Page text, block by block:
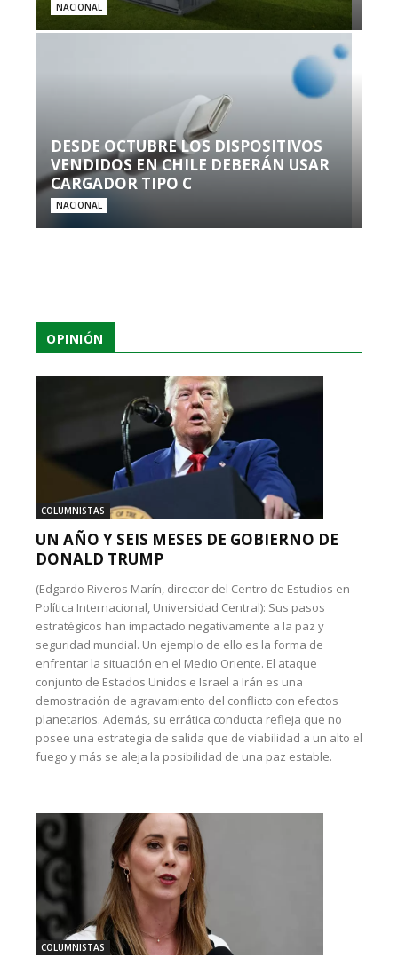
NACIONAL
DESDE OCTUBRE LOS DISPOSITIVOS
VENDIDOS EN CHILE DEBERÁN USAR
CARGADOR TIPO C
NACIONAL
OPINIÓN
COLUMNISTAS
UN AÑO Y SEIS MESES DE GOBIERNO DE
DONALD TRUMP
(Edgardo Riveros Marín, director del Centro de Estudios en
Política Internacional, Universidad Central): Sus pasos
estratégicos han impactado negativamente a la paz y
seguridad mundial. Un ejemplo de ello es la forma de
enfrentar la situación en el Medio Oriente. El ataque
conjunto de Estados Unidos e Israel a Irán es una
demostración de agravamiento del conflicto con efectos
planetarios. Además, su errática conducta refleja que no
posee una estrategia de salida que de viabilidad a un alto el
fuego y más se aleja la posibilidad de una paz estable.
COLUMNISTAS